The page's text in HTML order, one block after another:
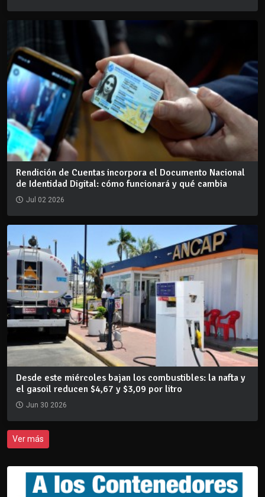
Rendición de Cuentas incorpora el Documento Nacional
de Identidad Digital: cómo funcionará y qué cambia
Jul 02 2026
Desde este miércoles bajan los combustibles: la nafta y
el gasoil reducen $4,67 y $3,09 por litro
Jun 30 2026
Ver más